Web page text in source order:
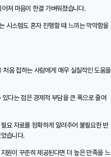
져 마음이 한결 가벼워졌습니다.
시스템도 혼자 진행할 때 느끼는 막막함을
음 접하는 사람에게 매우 실질적인 도움을
다는 점은 경제적 부담을 큰 폭으로 줄여
요 자료를 정확하게 알려주어 불필요한 반
습니다.
원이 꾸준히 제공된다면 더 높은 만족을 느